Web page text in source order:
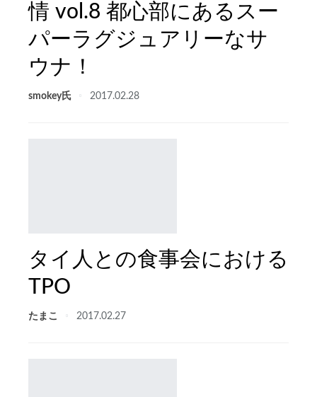
情 vol.8 都心部にあるスー
パーラグジュアリーなサ
ウナ！
smokey氏 2017.02.28
タイ人との食事会における
TPO
たまこ 2017.02.27